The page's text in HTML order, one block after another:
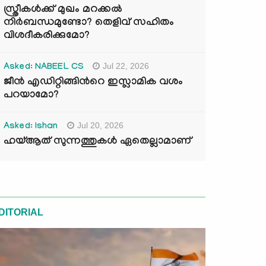
സ്ത്രീകൾക്ക് മുഖം മറക്കൽ
നിർബന്ധമുണ്ടോ? തെളിവ് സഹിതം
വിശദീകരിക്കുമോ?
Asked: NABEEL CS Jul 22, 2026
ജീൻ എഡിറ്റിങ്ങിന്‍റെ ഇസ്ലാമിക വശം
പറയാമോ?
Asked: Ishan Jul 20, 2026
ഹയ്ആത് സുന്നത്തുകൾ ഏതെല്ലാമാണ്